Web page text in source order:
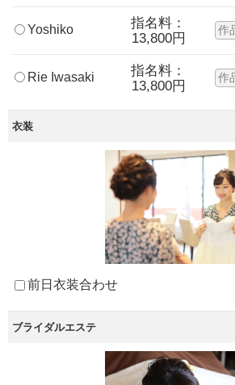
Yoshiko
指名料：
13,800円
作
Rie Iwasaki
指名料：
13,800円
作
衣装
前日衣装合わせ
ブライダルエステ